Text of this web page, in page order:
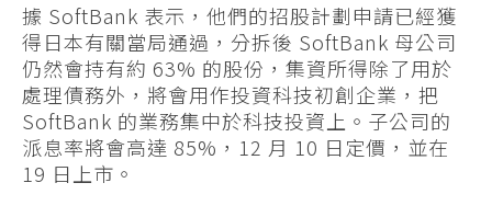
據 SoftBank 表示，他們的招股計劃申請已經獲
得日本有關當局通過，分拆後 SoftBank 母公司
仍然會持有約 63% 的股份，集資所得除了用於
處理債務外，將會用作投資科技初創企業，把
SoftBank 的業務集中於科技投資上。子公司的
派息率將會高達 85%，12 月 10 日定價，並在
19 日上市。